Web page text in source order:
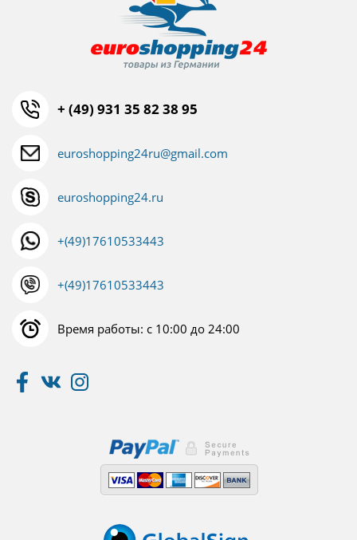
+ (49) 931 35 82 38 95
euroshopping24ru@gmail.com
euroshopping24.ru
+(49)17610533443
+(49)17610533443
Время работы: с 10:00 до 24:00